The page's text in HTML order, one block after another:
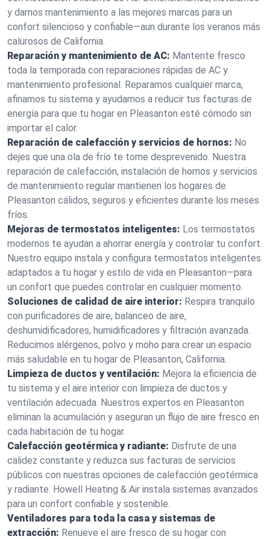
y damos mantenimiento a las mejores marcas para un
confort silencioso y confiable—aun durante los veranos más
calurosos de California.
Reparación y mantenimiento de AC: Mantente fresco
toda la temporada con reparaciones rápidas de AC y
mantenimiento profesional. Reparamos cualquier marca,
afinamos tu sistema y ayudamos a reducir tus facturas de
energía para que tu hogar en Pleasanton esté cómodo sin
importar el calor.
Reparación de calefacción y servicios de hornos: No
dejes que una ola de frío te tome desprevenido. Nuestra
reparación de calefacción, instalación de hornos y servicios
de mantenimiento regular mantienen los hogares de
Pleasanton cálidos, seguros y eficientes durante los meses
fríos.
Mejoras de termostatos inteligentes: Los termostatos
modernos te ayudan a ahorrar energía y controlar tu confort.
Nuestro equipo instala y configura termostatos inteligentes
adaptados a tu hogar y estilo de vida en Pleasanton—para
un confort que puedes controlar en cualquier momento.
Soluciones de calidad de aire interior: Respira tranquilo
con purificadores de aire, balanceo de aire,
deshumidificadores, humidificadores y filtración avanzada.
Reducimos alérgenos, polvo y moho para crear un espacio
más saludable en tu hogar de Pleasanton, California.
Limpieza de ductos y ventilación: Mejora la eficiencia de
tu sistema y el aire interior con limpieza de ductos y
ventilación adecuada. Nuestros expertos en Pleasanton
eliminan la acumulación y aseguran un flujo de aire fresco en
cada habitación de tu hogar.
Calefacción geotérmica y radiante: Disfrute de una
calidez constante y reduzca sus facturas de servicios
públicos con nuestras opciones de calefacción geotérmica
y radiante. Howell Heating & Air instala sistemas avanzados
para un confort confiable y sostenible.
Ventiladores para toda la casa y sistemas de
extracción: Renueve el aire fresco de su hogar con